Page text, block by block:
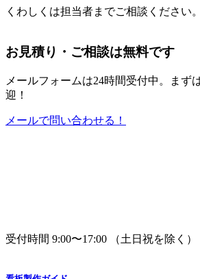
くわしくは担当者までご相談ください。
お見積り・ご相談は無料です
メールフォームは24時間受付中。
まず
迎！
メールで問い合わせる！
受付時間 9:00〜17:00 （土日祝を除く）